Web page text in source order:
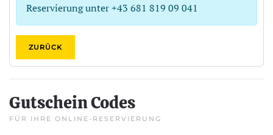
Reservierung unter +43 681 819 09 041
ZURÜCK
Gutschein Codes
FÜR IHRE ONLINE-RESERVIERUNG